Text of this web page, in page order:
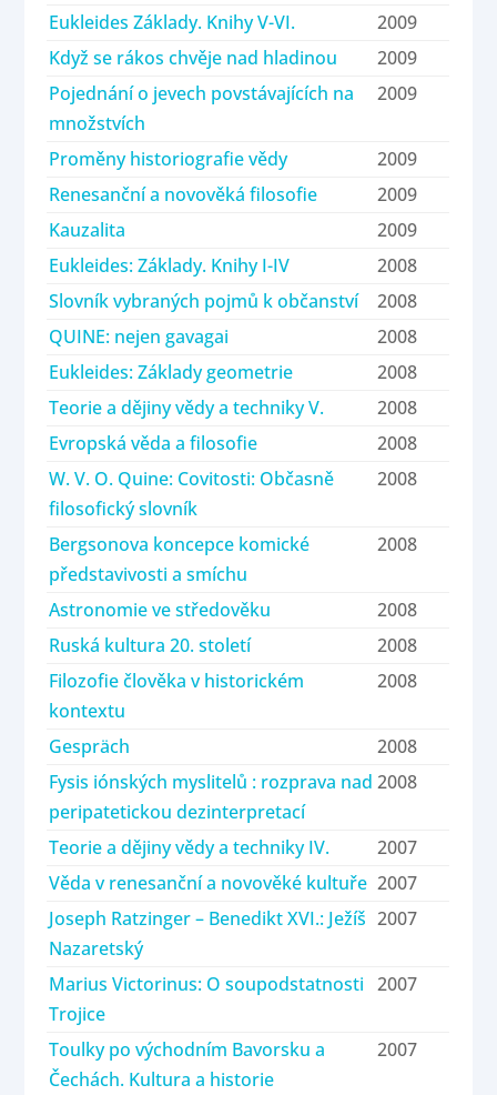
Eukleides Základy. Knihy V-VI.
2009
Když se rákos chvěje nad hladinou
2009
Pojednání o jevech povstávajících na
množstvích
2009
Proměny historiografie vědy
2009
Renesanční a novověká filosofie
2009
Kauzalita
2009
Eukleides: Základy. Knihy I-IV
2008
Slovník vybraných pojmů k občanství
2008
QUINE: nejen gavagai
2008
Eukleides: Základy geometrie
2008
Teorie a dějiny vědy a techniky V.
2008
Evropská věda a filosofie
2008
W. V. O. Quine: Covitosti: Občasně
filosofický slovník
2008
Bergsonova koncepce komické
představivosti a smíchu
2008
Astronomie ve středověku
2008
Ruská kultura 20. století
2008
Filozofie člověka v historickém
kontextu
2008
Gespräch
2008
Fysis iónských myslitelů : rozprava nad
peripatetickou dezinterpretací
2008
Teorie a dějiny vědy a techniky IV.
2007
Věda v renesanční a novověké kultuře 2007
Joseph Ratzinger – Benedikt XVI.: Ježíš
Nazaretský
2007
Marius Victorinus: O soupodstatnosti
Trojice
2007
Toulky po východním Bavorsku a
Čechách. Kultura a historie
2007